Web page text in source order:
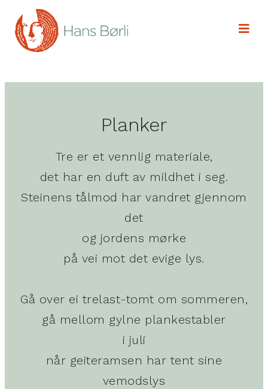
Planker
Tre er et vennlig materiale,
det har en duft av mildhet i seg.
Steinens tålmod har vandret gjennom
det
og jordens mørke
på vei mot det evige lys.
Gå over ei trelast-tomt om sommeren,
gå mellom gylne plankestabler
i juli
når geiteramsen har tent sine
vemodslys